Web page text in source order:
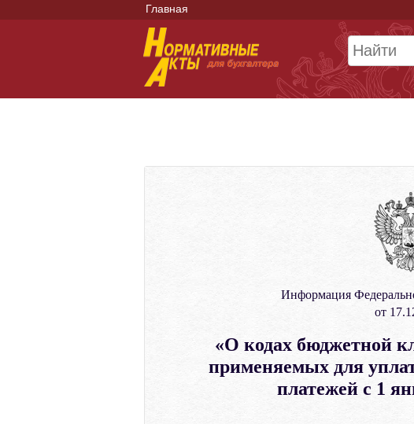
Главная
Информация
от
«О кодах бюджетной
применяемых для
платежей с 1